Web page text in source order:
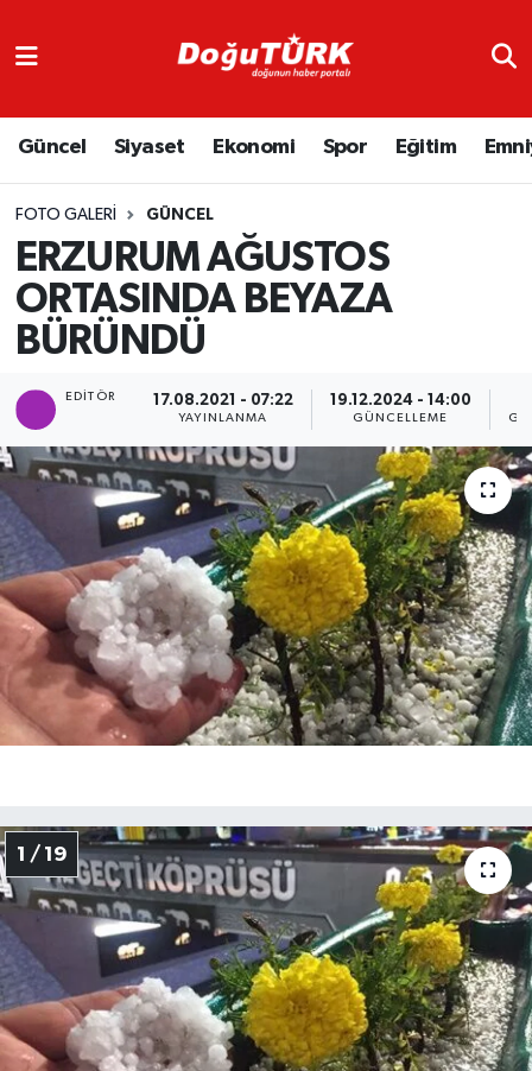
Güncel Siyaset Ekonomi Spor Eğitim
FOTO GALERI GÜNCEL
ERZURUM AĞUSTOS
ORTASINDA BEYAZA
BÜRÜNDÜ
EDITÖR 17.08.2021 - 07:22
YAYINLANMA
19.12.2024 - 14:00
GÜNCELLEME
1 / 19
Asayiş
Bölge
Eğitim
Ekonomi
Emniyet
GENEL
Güncel
KÜLTÜR-SANAT
Magazin
Medya
Siyaset
Spor
Türkiye
Yaşam
Trafik Durumu
Süper Lig Puan Durumu ve Fikstür
Tüm Manşetler
Son Dakika Haberleri
Haber Arşivi